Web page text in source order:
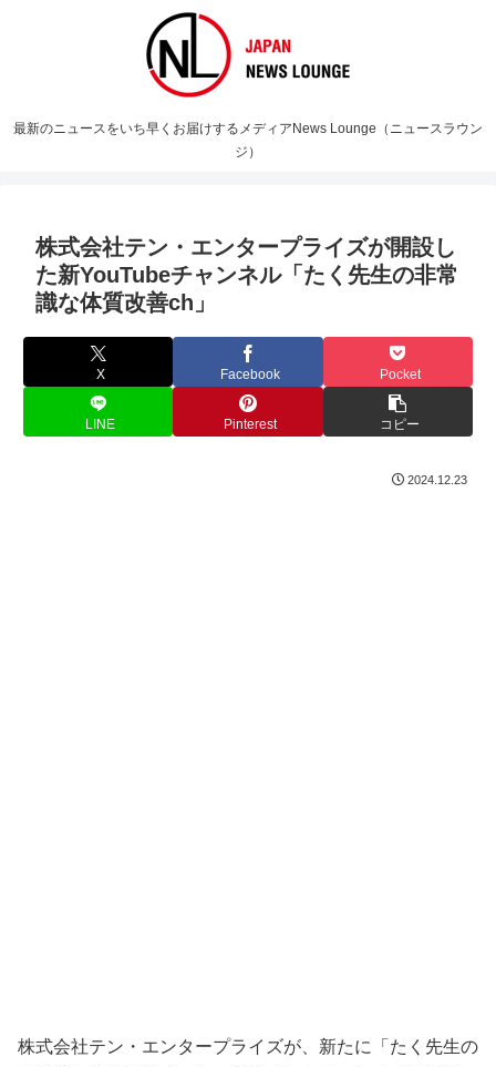
最新のニュースをいち早くお届けするメディアNews Lounge（ニュースラウン
ジ）
株式会社テン・エンタープライズが開設し
た新YouTubeチャンネル「たく先生の非常
識な体質改善ch」
X Facebook Pocket
LINE Pinterest コピー
2024.12.23
株式会社テン・エンタープライズが、新たに「たく先生の